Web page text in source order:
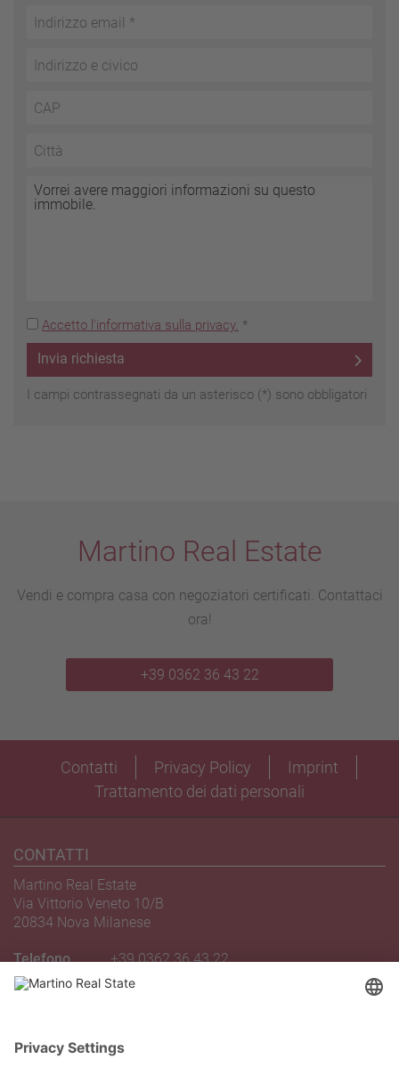
Accetto l'informativa sulla privacy. *
Invia richiesta
I campi contrassegnati da un asterisco (*) sono obbligatori
Martino Real Estate
Vendi e compra casa con negoziatori certificati. Contattaci
ora!
+39 0362 36 43 22
Contatti Privacy Policy
Imprint
Trattamento dei dati personali
CONTATTI
Martino Real Estate
Via Vittorio Veneto 10/B
20834 Nova Milanese
Telefono
+39 0362 36 43 22
Email
novamilanese@martinoagency.it
INDICAZIONI STRADALI